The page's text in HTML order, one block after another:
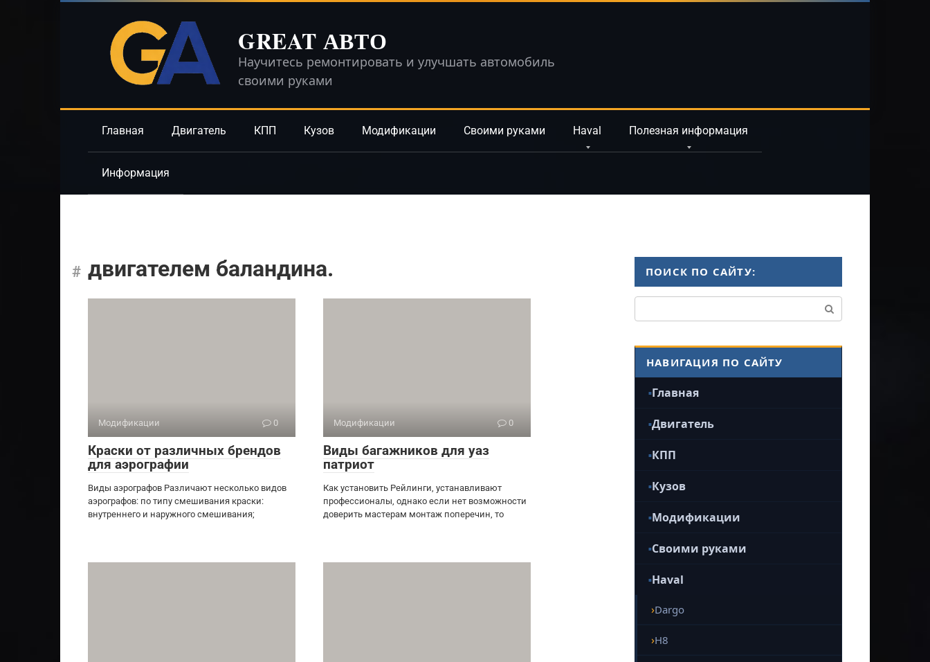
GREAT АВТО
Научитесь ремонтировать и улучшать автомобиль
своими руками
Главная Двигатель КПП Кузов Модификации Своими руками Haval Полезная информация
Информация
двигателем баландина.
Модификации 0
Краски от различных брендов
для аэрографии
Виды аэрографов Различают несколько видов
аэрографов: по типу смешивания краски:
внутреннего и наружного смешивания;
Модификации 0
Виды багажников для уаз
патриот
Как установить Рейлинги, устанавливают
профессионалы, однако если нет возможности
доверить мастерам монтаж поперечин, то
ПОИСК ПО САЙТУ:
НАВИГАЦИЯ ПО САЙТУ
Главная
Двигатель
КПП
Кузов
Модификации
Своими руками
Haval
Dargo
H8